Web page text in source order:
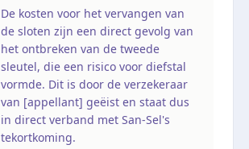
De kosten voor het vervangen van
de sloten zijn een direct gevolg van
het ontbreken van de tweede
sleutel, die een risico voor diefstal
vormde. Dit is door de verzekeraar
van [appellant] geëist en staat dus
in direct verband met San-Sel's
tekortkoming.